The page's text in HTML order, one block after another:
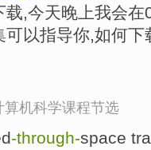
载,今天晚上我会
可以指导你,如何下
算机科学课程节选
-through-space